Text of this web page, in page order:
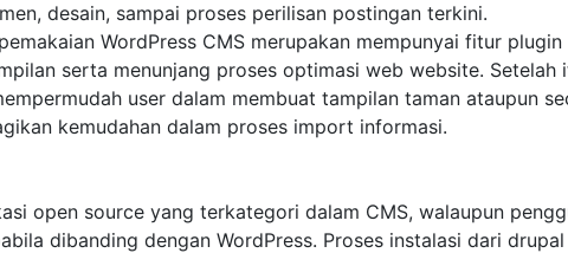
desain, sampai proses perilisan postingan terkini.
WordPress CMS merupakan mempunyai fitur plugin
serta menunjang proses optimasi web website. Setelah
user dalam membuat tampilan taman ataupun
kemudahan dalam proses import informasi.
open source yang terkategori dalam CMS, walaupun
dibanding dengan WordPress. Proses instalasi dari